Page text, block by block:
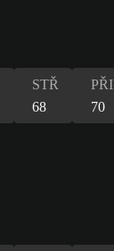
STŘ
68
PŘI
70